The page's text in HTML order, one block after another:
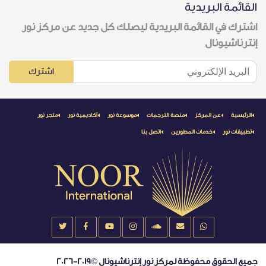
القائمة البريدية
اشترك في القائمة البريدية ليصلك كل جديد عن مركز نور
إنترناشيونال
اشترك
الرئيسية عن المركز منصة الترجمات موسوعة نور أكاديمية نور متجر نور
تطبيقات نور خدمات المطورين اتصل بنا
جميع الحقوق محفوظة لمركز نور إنترناشيونال ©2019-2026